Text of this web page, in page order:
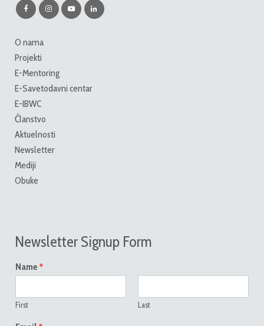
O nama
Projekti
E-Mentoring
E-Savetodavni centar
E-IBWC
Članstvo
Aktuelnosti
Newsletter
Mediji
Obuke
Newsletter Signup Form
Name *
First Last